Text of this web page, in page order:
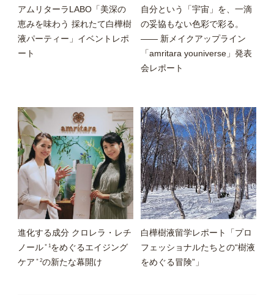
アムリターラLABO「美深の
恵みを味わう 採れたて白樺樹
液パーティー」イベントレポ
ート
自分という「宇宙」を、一滴
の妥協もない色彩で彩る。
—— 新メイクアップライン
「amritara youniverse」発表
会レポート
進化する成分 クロレラ・レチ
ノール ＊1をめぐるエイジング
ケア ＊2の新たな幕開け
白樺樹液留学レポート「プロ
フェッショナルたちとの“樹液
をめぐる冒険”」